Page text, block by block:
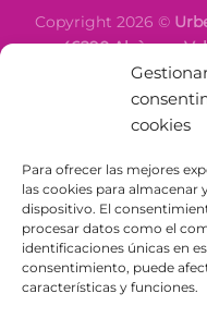
cookies
Para ofrecer las mejores
las cookies para almacenar
dispositivo. El
procesar datos como el
identificaciones únicas en
consentimiento, puede
características y funciones.
Copyright 2026 ©
46290 Alcàsser,